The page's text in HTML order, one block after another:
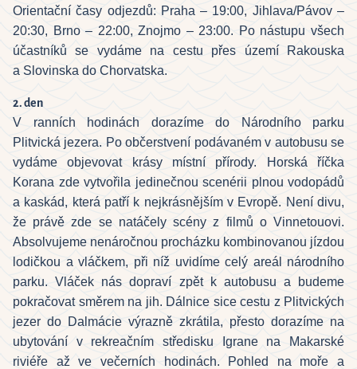
Orientační časy odjezdů: Praha – 19:00, Jihlava/Pávov –
20:30, Brno – 22:00, Znojmo – 23:00. Po nástupu všech
účastníků se vydáme na cestu přes území Rakouska
a Slovinska do Chorvatska.
2. den
V ranních hodinách dorazíme do Národního parku
Plitvická jezera. Po občerstvení podávaném v autobusu se
vydáme objevovat krásy místní přírody. Horská říčka
Korana zde vytvořila jedinečnou scenérii plnou vodopádů
a kaskád, která patří k nejkrásnějším v Evropě. Není divu,
že právě zde se natáčely scény z filmů o Vinnetouovi.
Absolvujeme nenáročnou procházku kombinovanou jízdou
lodičkou a vláčkem, při níž uvidíme celý areál národního
parku. Vláček nás dopraví zpět k autobusu a budeme
pokračovat směrem na jih. Dálnice sice cestu z Plitvických
jezer do Dalmácie výrazně zkrátila, přesto dorazíme na
ubytování v rekreačním středisku Igrane na Makarské
riviéře až ve večerních hodinách. Pohled na moře a